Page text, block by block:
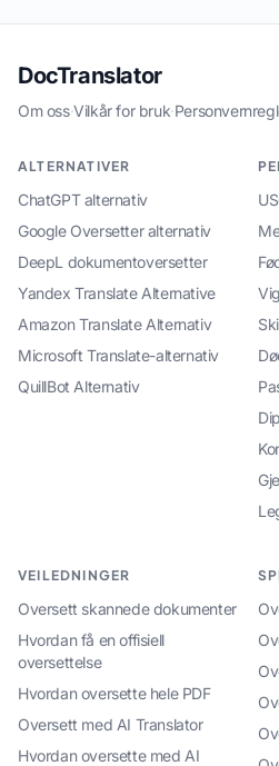
DocTranslator
Om oss·Vilkår for bruk·
ALTERNATIVER
ChatGPT alternativ
Google Oversetter alternativ
DeepL dokumentoversetter
Yandex Translate Alternative
Amazon Translate Alternativ
Microsoft Translate-alternativ
QuillBot Alternativ
VEILEDNINGER
Oversett skannede dokumenter
Hvordan få en offisiell
oversettelse
Hvordan oversette hele PDF
Oversett med AI Translator
Hvordan oversette med AI